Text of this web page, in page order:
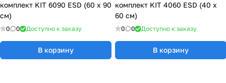
комплект KIT 6090 ESD (60 х 90
см)
0 0 Доступно к заказу
В корзину
комплект KIT 4060 ESD (40 х
60 см)
0 0 Доступно к заказу
В корзину